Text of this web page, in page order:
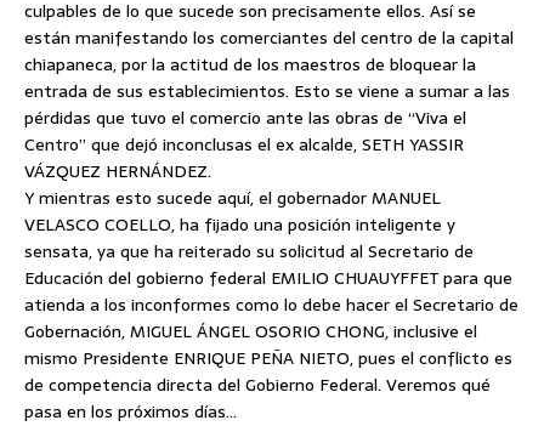
culpables de lo que sucede son precisamente ellos. Así se
están manifestando los comerciantes del centro de la capital
chiapaneca, por la actitud de los maestros de bloquear la
entrada de sus establecimientos. Esto se viene a sumar a las
pérdidas que tuvo el comercio ante las obras de “Viva el
Centro” que dejó inconclusas el ex alcalde, SETH YASSIR
VÁZQUEZ HERNÁNDEZ.
Y mientras esto sucede aquí, el gobernador MANUEL
VELASCO COELLO, ha fijado una posición inteligente y
sensata, ya que ha reiterado su solicitud al Secretario de
Educación del gobierno federal EMILIO CHUAUYFFET para que
atienda a los inconformes como lo debe hacer el Secretario de
Gobernación, MIGUEL ÁNGEL OSORIO CHONG, inclusive el
mismo Presidente ENRIQUE PEÑA NIETO, pues el conflicto es
de competencia directa del Gobierno Federal. Veremos qué
pasa en los próximos días…